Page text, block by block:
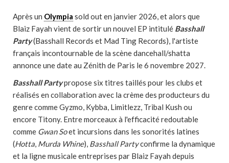
Après un Olympia sold out en janvier 2026, et alors que
Blaiz Fayah vient de sortir un nouvel EP intitulé Basshall
Party(Basshall Records et Mad Ting Records), l'artiste
français incontournable de la scène dancehall/shatta
annonce une date au Zénith de Paris le 6 novembre 2027.
Basshall Partypropose six titres taillés pour les clubs et
réalisés en collaboration avec la crème des producteurs du
genre comme Gyzmo, Kybba, Limitlezz, Tribal Kush ou
encore Titony. Entre morceaux à l'efficacité redoutable
comme Gwan Soet incursions dans les sonorités latines
(Hotta, Murda Whine), Basshall Partyconfirme la dynamique
et la ligne musicale entreprises par Blaiz Fayah depuis